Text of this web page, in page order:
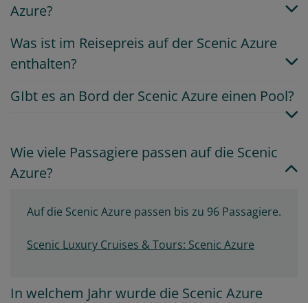
Azure?
Was ist im Reisepreis auf der Scenic Azure
enthalten?
GIbt es an Bord der Scenic Azure einen Pool?
Wie viele Passagiere passen auf die Scenic
Azure?
Auf die Scenic Azure passen bis zu 96 Passagiere.
Scenic Luxury Cruises & Tours: Scenic Azure
In welchem Jahr wurde die Scenic Azure